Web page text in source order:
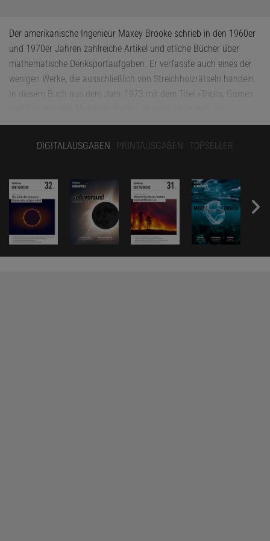
Der amerikanische Ingenieur Maxey Brooke schrieb in den 1960er
und 1970er Jahren zahlreiche Artikel und etliche Bücher über
mathematische Denksportaufgaben. Er verfasste auch eines der
wenigen Werke, die ausschließlich von Streichholzrätseln handeln.
In diesem Buch aus dem Jahr 1973 mit dem Titel »Tricks, Games
24 Streichhölzern drei Quadrate zu bilden. Die Aufgabe ist
lächerlich einfach. Als Lösung zeigt Brooke drei Quadrate, die alle
nur diese eine Lösung, denn die Quadrate können sich auch
überlappen. Die Abbildung zeigt ein Beispiel dafür.
DIGITALAUSGABEN PRINTAUSGABEN TOPSELLER